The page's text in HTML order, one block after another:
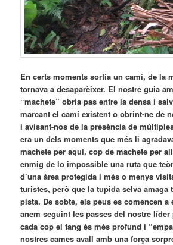
En certs moments sortia un camí, de la
tornava a desaparèixer. El nostre guia
“machete” obria pas entre la densa i
marcant el camí existent o obrint-ne de
i avisant-nos de la presència de
era un dels moments que més li
machete per aquí, cop de machete per
enmig de lo impossible una ruta que
d’una àrea protegida i més o menys
turistes, però que la tupida selva amaga
pista. De sobte, els peus es comencen
anem seguint les passes del nostre líder
cada cop el fang és més profund i
nostres cames avall amb una força